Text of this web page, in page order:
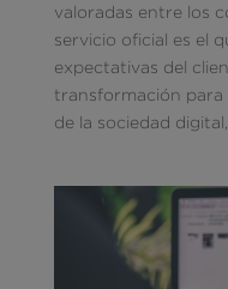
valoradas entre los
servicio oficial es el
expectativas del
transformación
de la sociedad digital,